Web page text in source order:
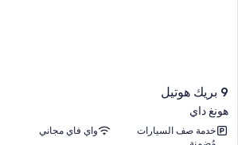
جانب مزايا مثل إنترنت لاسلكي مجاناً وخزنات.
تتضمن وسائل الراحة الأخرى:
9
بريك
هوتيل
هونغ
9 بريك هوتيل
هونغ داي
خدمة صف السيارات
واي فاي مجاني